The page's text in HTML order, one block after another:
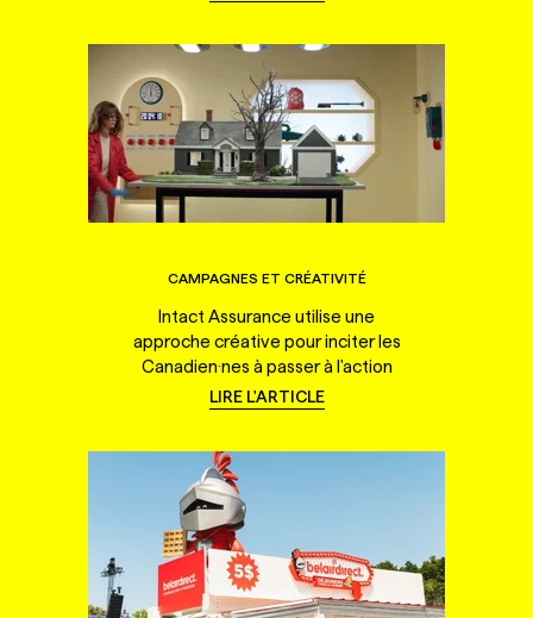
CAMPAGNES ET CRÉATIVITÉ
Intact Assurance utilise une
approche créative pour inciter les
Canadien·nes à passer à l'action
LIRE L'ARTICLE